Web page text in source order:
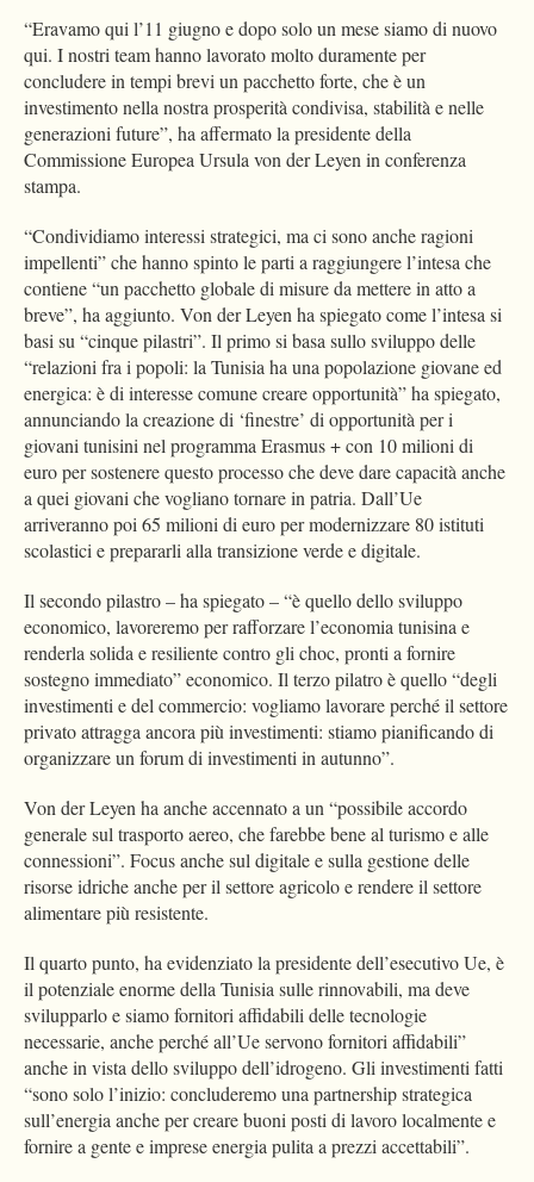
“Eravamo qui l’11 giugno e dopo solo un mese siamo di nuovo
qui. I nostri team hanno lavorato molto duramente per
concludere in tempi brevi un pacchetto forte, che è un
investimento nella nostra prosperità condivisa, stabilità e nelle
generazioni future”, ha affermato la presidente della
Commissione Europea Ursula von der Leyen in conferenza
stampa.
“Condividiamo interessi strategici, ma ci sono anche ragioni
impellenti” che hanno spinto le parti a raggiungere l’intesa che
contiene “un pacchetto globale di misure da mettere in atto a
breve”, ha aggiunto. Von der Leyen ha spiegato come l’intesa si
basi su “cinque pilastri”. Il primo si basa sullo sviluppo delle
“relazioni fra i popoli: la Tunisia ha una popolazione giovane ed
energica: è di interesse comune creare opportunità” ha spiegato,
annunciando la creazione di ‘finestre’ di opportunità per i
giovani tunisini nel programma Erasmus + con 10 milioni di
euro per sostenere questo processo che deve dare capacità anche
a quei giovani che vogliano tornare in patria. Dall’Ue
arriveranno poi 65 milioni di euro per modernizzare 80 istituti
scolastici e prepararli alla transizione verde e digitale.
Il secondo pilastro – ha spiegato – “è quello dello sviluppo
economico, lavoreremo per rafforzare l’economia tunisina e
renderla solida e resiliente contro gli choc, pronti a fornire
sostegno immediato” economico. Il terzo pilatro è quello “degli
investimenti e del commercio: vogliamo lavorare perché il settore
privato attragga ancora più investimenti: stiamo pianificando di
organizzare un forum di investimenti in autunno”.
Von der Leyen ha anche accennato a un “possibile accordo
generale sul trasporto aereo, che farebbe bene al turismo e alle
connessioni”. Focus anche sul digitale e sulla gestione delle
risorse idriche anche per il settore agricolo e rendere il settore
alimentare più resistente.
Il quarto punto, ha evidenziato la presidente dell’esecutivo Ue, è
il potenziale enorme della Tunisia sulle rinnovabili, ma deve
svilupparlo e siamo fornitori affidabili delle tecnologie
necessarie, anche perché all’Ue servono fornitori affidabili”
anche in vista dello sviluppo dell’idrogeno. Gli investimenti fatti
“sono solo l’inizio: concluderemo una partnership strategica
sull’energia anche per creare buoni posti di lavoro localmente e
fornire a gente e imprese energia pulita a prezzi accettabili”.